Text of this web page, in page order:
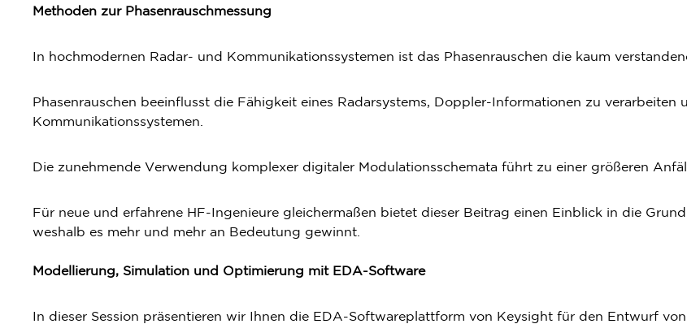
Methoden zur Phasenrauschmessung
In hochmodernen Radar- und Kommunikationssystemen ist das Phasenrauschen die kaum
Phasenrauschen beeinflusst die Fähigkeit eines Radarsystems, Doppler-Informationen zu
Kommunikationssystemen.
Die zunehmende Verwendung komplexer digitaler Modulationsschemata führt zu einer größeren
Für neue und erfahrene HF-Ingenieure gleichermaßen bietet dieser Beitrag einen Einblick in die
weshalb es mehr und mehr an Bedeutung gewinnt.
Modellierung, Simulation und Optimierung mit EDA-Software
In dieser Session präsentieren wir Ihnen die EDA-Softwareplattform von Keysight für den Entwurf